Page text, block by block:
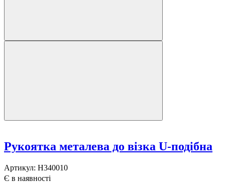
Рукоятка металева до візка U-подібна
Артикул: H340010
Є в наявності